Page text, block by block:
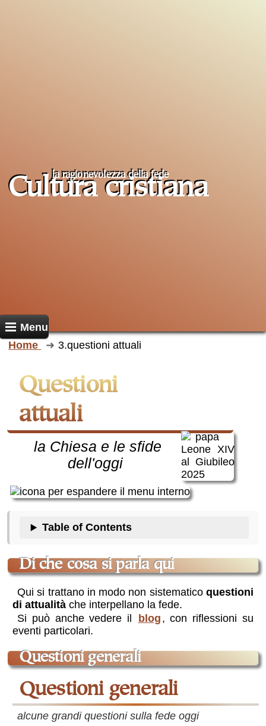
Cultura cristiana
la ragionevolezza della fede
Menu
Home
3.questioni attuali
questioni
attuali
la Chiesa e le sfide
dell'oggi
Table of Contents
di che cosa si parla qui
Qui si trattano in modo non sistematicoquestioni
di attualitàche interpellano la fede.
Si può anche vedere il
blog , con riflessioni su
eventi particolari.
questioni generali
questioni generali
alcune grandi questioni sulla fede oggi